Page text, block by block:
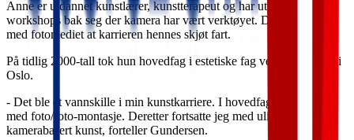
Anne er utdannet kunstlærer, kunstterapeut og har utallige kurs og
workshops bak seg der kamera har vært verktøyet. Det var også
med fotomediet at karrieren hennes skjøt fart.
På tidlig 2000-tall tok hun hovedfag i estetiske fag ved Høgskolen i
Oslo.
- Det ble et vannskille i min kunstkarriere. I hovedfaget jobbet jeg
med foto/foto-montasje. Deretter fortsatte jeg med ulike former for
kamerabasert kunst, forteller Gundersen.